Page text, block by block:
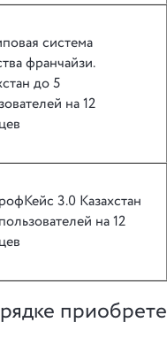
система
франчайзи.
до 5
на 12
3.0 Казахстан
на 12